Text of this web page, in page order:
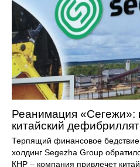
Реанимация «Сегежи»:
китайский
Терпящий финансовое
холдинг Segezha Group
КНР – компания привлечет